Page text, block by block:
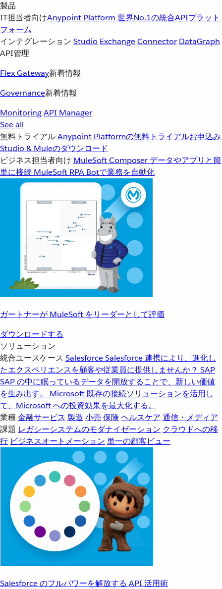
製品
IT担当者向けAnypoint Platform 世界No.1の統合APIプラット
フォーム
インテグレーション Studio ExchangeConnector DataGraph
API管理
Flex Gateway新着情報
Governance新着情報
MonitoringAPI Manager
See all
無料トライアルAnypoint Platformの無料トライアルお申込み
Studio & Muleのダウンロード
ビジネス担当者向け MuleSoft Composer データやアプリと簡
単に接続 MuleSoft RPA Botで業務を自動化
ガートナーが MuleSoft をリーダーとして評価
ダウンロードする
ソリューション
統合ユースケース SalesforceSalesforce 連携により、進化し
たエクスペリエンスを顧客や従業員に提供しませんか？ SAP
SAP の中に眠っているデータを開放することで、新しい価値
を生み出す。
Microsoft 既存の接続ソリューションを活用し
て、Microsoft への投資効果を最大化する。
業種金融サービス 製造 小売 保険 ヘルスケア 通信・メディア
課題 レガシーシステムのモダナイゼーション クラウドへの移
行 ビジネスオートメーション 単一の顧客ビュー
Salesforce のフルパワーを解放する API 活用術